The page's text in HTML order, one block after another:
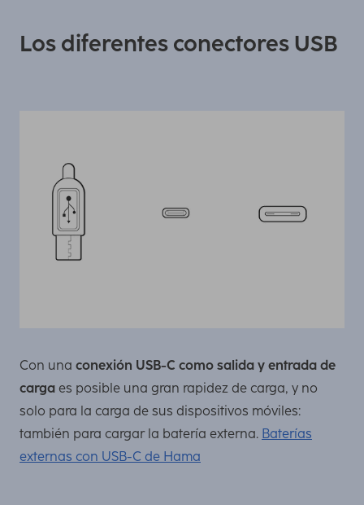
Los diferentes conectores USB
Con una conexión USB-C como salida y entrada de
carga es posible una gran rapidez de carga, y no
solo para la carga de sus dispositivos móviles:
también para cargar la batería externa. Baterías
externas con USB-C de Hama